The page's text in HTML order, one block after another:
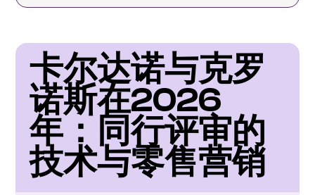
卡尔达诺与克罗
诺斯在2026
年：同行评审的
技术与零售营销